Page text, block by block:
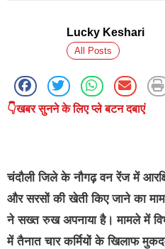
Lucky Keshari
All Posts
👇खबर सुनने के लिए प्ले बटन दबाएं
चंदौली जिले के नौगढ़ वन रेंज में
और सरसों की खेती किए जाने का
ने सख्त रुख अपनाया है। मामले में
में तैनात चार कर्मियों के खिलाफ